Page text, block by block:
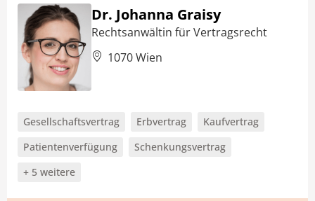
Dr. Johanna Graisy
Rechtsanwältin für Vertragsrecht
1070 Wien
Gesellschaftsvertrag Erbvertrag
Kaufvertrag
Patientenverfügung
Schenkungsvertrag
+ 5 weitere